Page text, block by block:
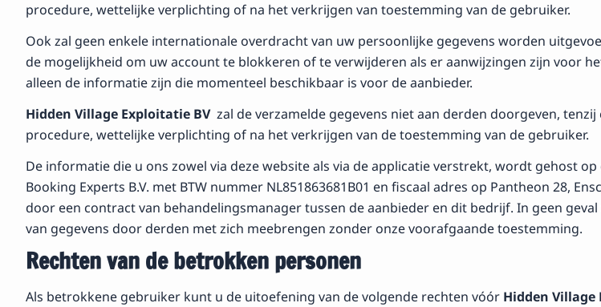
procedure, wettelijke verplichting of na het verkrijgen van toestemming van de gebruiker.
Ook zal geen enkele internationale overdracht van uw persoonlijke gegevens worden
de mogelijkheid om uw account te blokkeren of te verwijderen als er aanwijzingen zijn voor
alleen de informatie zijn die momenteel beschikbaar is voor de aanbieder.
Hidden Village Exploitatie BV zal de verzamelde gegevens niet aan derden doorgeven,
procedure, wettelijke verplichting of na het verkrijgen van de toestemming van de gebruiker.
De informatie die u ons zowel via deze website als via de applicatie verstrekt, wordt gehost
Booking Experts B.V. met BTW nummer NL851863681B01 en fiscaal adres op Pantheon 28,
door een contract van behandelingsmanager tussen de aanbieder en dit bedrijf. In geen
van gegevens door derden met zich meebrengen zonder onze voorafgaande toestemming.
Rechten van de betrokken personen
Als betrokkene gebruiker kunt u de uitoefening van de volgende rechten vóór Hidden Village